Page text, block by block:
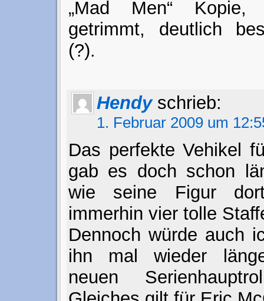
„Mad Men“ Kopie,
getrimmt, deutlich
(?).
Hendy schrieb:
1. Februar 2009 um
Das perfekte Vehikel
gab es doch schon
wie seine Figur
immerhin vier tolle
Dennoch würde auch
ihn mal wieder
neuen